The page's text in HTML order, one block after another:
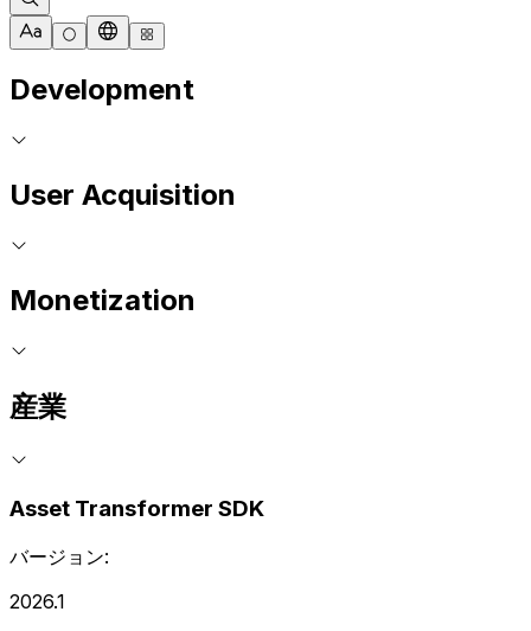
Development
User Acquisition
Monetization
産業
Asset Transformer SDK
バージョン:
2026.1